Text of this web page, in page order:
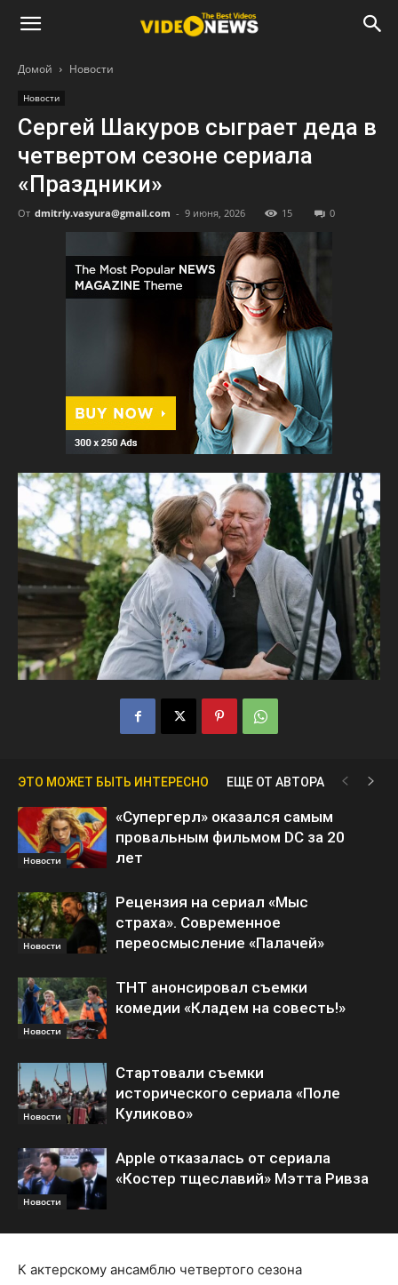
Домой Новости
Новости
Сергей Шакуров сыграет деда в
четвертом сезоне сериала
«Праздники»
От dmitriy.vasyura@gmail.com - 9 июня, 2026 15 0
ЭТО МОЖЕТ БЫТЬ ИНТЕРЕСНО ЕЩЕ ОТ АВТОРА
Новости
«Супергерл» оказался самым
провальным фильмом DC за 20
лет
Новости
Рецензия на сериал «Мыс
страха». Современное
переосмысление «Палачей»
Новости
ТНТ анонсировал съемки
комедии «Кладем на совесть!»
Новости
Стартовали съемки
исторического сериала «Поле
Куликово»
Новости
Apple отказалась от сериала
«Костер тщеславий» Мэтта Ривза
К актерскому ансамблю четвертого сезона